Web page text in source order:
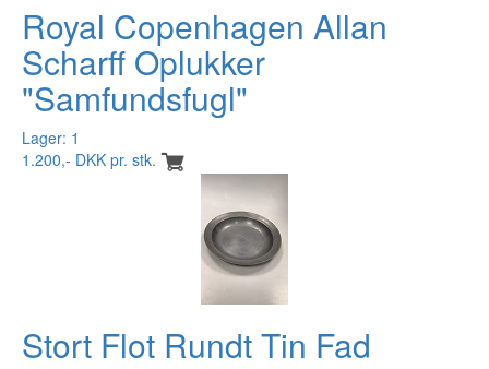
Royal Copenhagen Allan
Scharff Oplukker
"Samfundsfugl"
Lager: 1
1.200,- DKK pr. stk.
Stort Flot Rundt Tin Fad